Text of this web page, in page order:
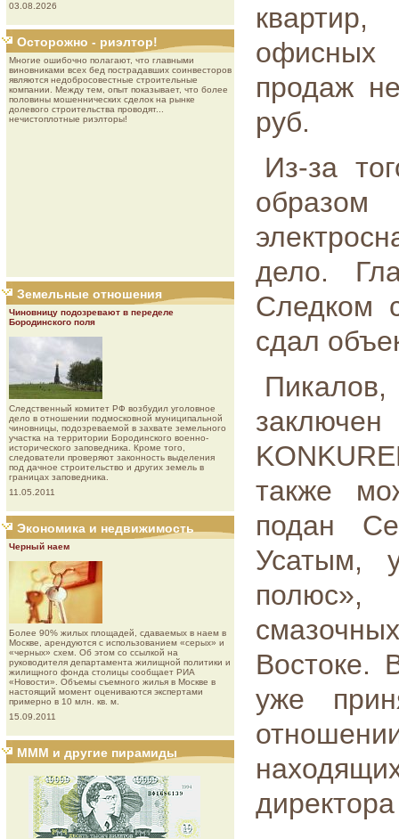
03.08.2026
Осторожно - риэлтор!
Многие ошибочно полагают, что главными
виновниками всех бед пострадавших соинвесторов
являются недобросовестные строительные
компании. Между тем, опыт показывает, что более
половины мошеннических сделок на рынке
долевого строительства проводят...
нечистоплотные риэлторы!
Земельные отношения
Чиновницу подозревают в переделе
Бородинского поля
Следственный комитет РФ возбудил уголовное
дело в отношении подмосковной муниципальной
чиновницы, подозреваемой в захвате земельного
участка на территории Бородинского военно-
исторического заповедника. Кроме того,
следователи проверяют законность выделения
под дачное строительство и других земель в
границах заповедника.
11.05.2011
Экономика и недвижимость
Черный наем
Более 90% жилых площадей, сдаваемых в наем в
Москве, арендуются с использованием «серых» и
«черных» схем. Об этом со ссылкой на
руководителя департамента жилищной политики и
жилищного фонда столицы сообщает РИА
«Новости». Объемы съемного жилья в Москве в
настоящий момент оцениваются экспертами
примерно в 10 млн. кв. м.
15.09.2011
МММ и другие пирамиды
продаж
руб.
Из-за
дело.
Следком
сдал
также
подан
Усатым,
полюс»,
Востоке.
уже